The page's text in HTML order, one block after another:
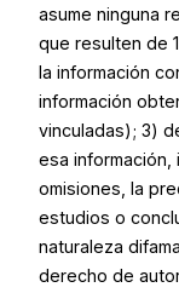
asume ninguna
que resulten de
la información
información
vinculadas); 3)
esa
omisiones, la
estudios o
naturaleza
derecho de